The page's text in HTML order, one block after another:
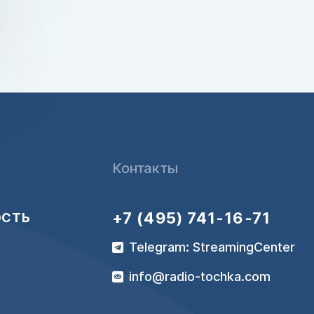
Контакты
+7 (495) 741-16-71
Telegram: StreamingCenter
info@radio-tochka.com